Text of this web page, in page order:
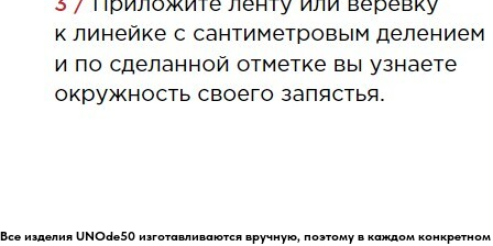
Все изделия UNOde50 изготавливаются вручную, поэтому в каждом конкретном